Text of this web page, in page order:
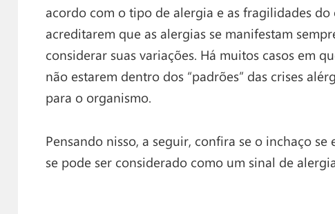
acordo com o tipo de alergia e as fragilidades
acreditarem que as alergias se manifestam
considerar suas variações. Há muitos casos em
não estarem dentro dos “padrões” das crises
para o organismo.
Pensando nisso, a seguir, confira se o inchaço
se pode ser considerado como um sinal de